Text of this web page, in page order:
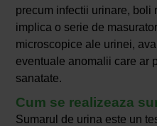
precum infectii urinare, boli
implica o serie de
microscopice ale urinei,
eventuale anomalii care ar
sanatate.
Cum se realizeaza
Sumarul de urina este un